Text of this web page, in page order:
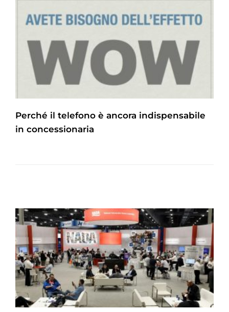
Perché il telefono è ancora indispensabile
in concessionaria